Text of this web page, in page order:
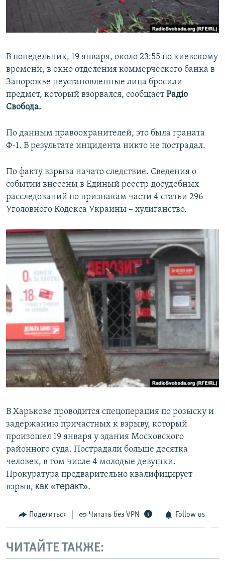
ПОБЕДИТЕЛЕЙ НЕ СУДЯТ?
КРЫМ.НЕПОКОРЕННЫЙ
УКРАИНСКАЯ ПРОБЛЕМА КРЫМА
ПРИСОЕДИНЯЙТЕСЬ!
В понедельник, 19 января, около 23:55 по киевскому
времени, в окно отделения коммерческого банка в
Запорожье неустановленные лица бросили
предмет, который взорвался, сообщаетРадіо
Свобода.
По данным правоохранителей, это была граната
Ф-1. В результате инцидента никто не пострадал.
По факту взрыва начато следствие. Сведения о
событии внесены в Единый реестр досудебных
расследований по признакам части 4 статьи 296
Уголовного Кодекса Украины – хулиганство.
В Харькове проводится спецоперация по розыску и
задержанию причастных к взрыву, который
произошел 19 января у здания Московского
районного суда. Пострадали больше десятка
человек, в том числе 4 молодые девушки.
Прокуратура предварительно квалифицирует
взрыв, как «теракт».
Поделиться Читать без VPN Follow us
ЧИТАЙТЕ ТАКЖЕ: